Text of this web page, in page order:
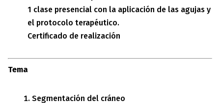
1 clase presencial con la aplicación de las agujas y
el protocolo terapéutico.
Certificado de realización
Tema
Segmentación del cráneo